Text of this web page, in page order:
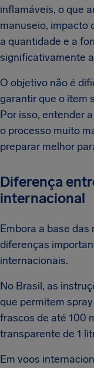
inflamáveis, o que
manuseio, impacto
a quantidade e a
significativamente
O objetivo não é
garantir que o item
Por isso, entender
o processo muito
preparar melhor
Diferença
internacional
Embora a base
diferenças
internacionais.
No Brasil, as
que permitem
frascos de até 100
transparente de 1
Em voos